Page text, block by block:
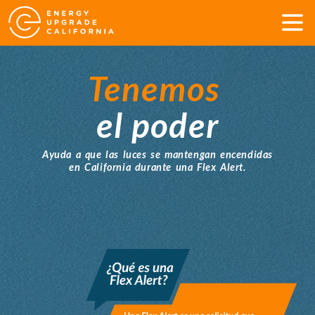
Tenemos
el poder
Ayuda a que las luces se mantengan encendidas
en California durante una Flex Alert.